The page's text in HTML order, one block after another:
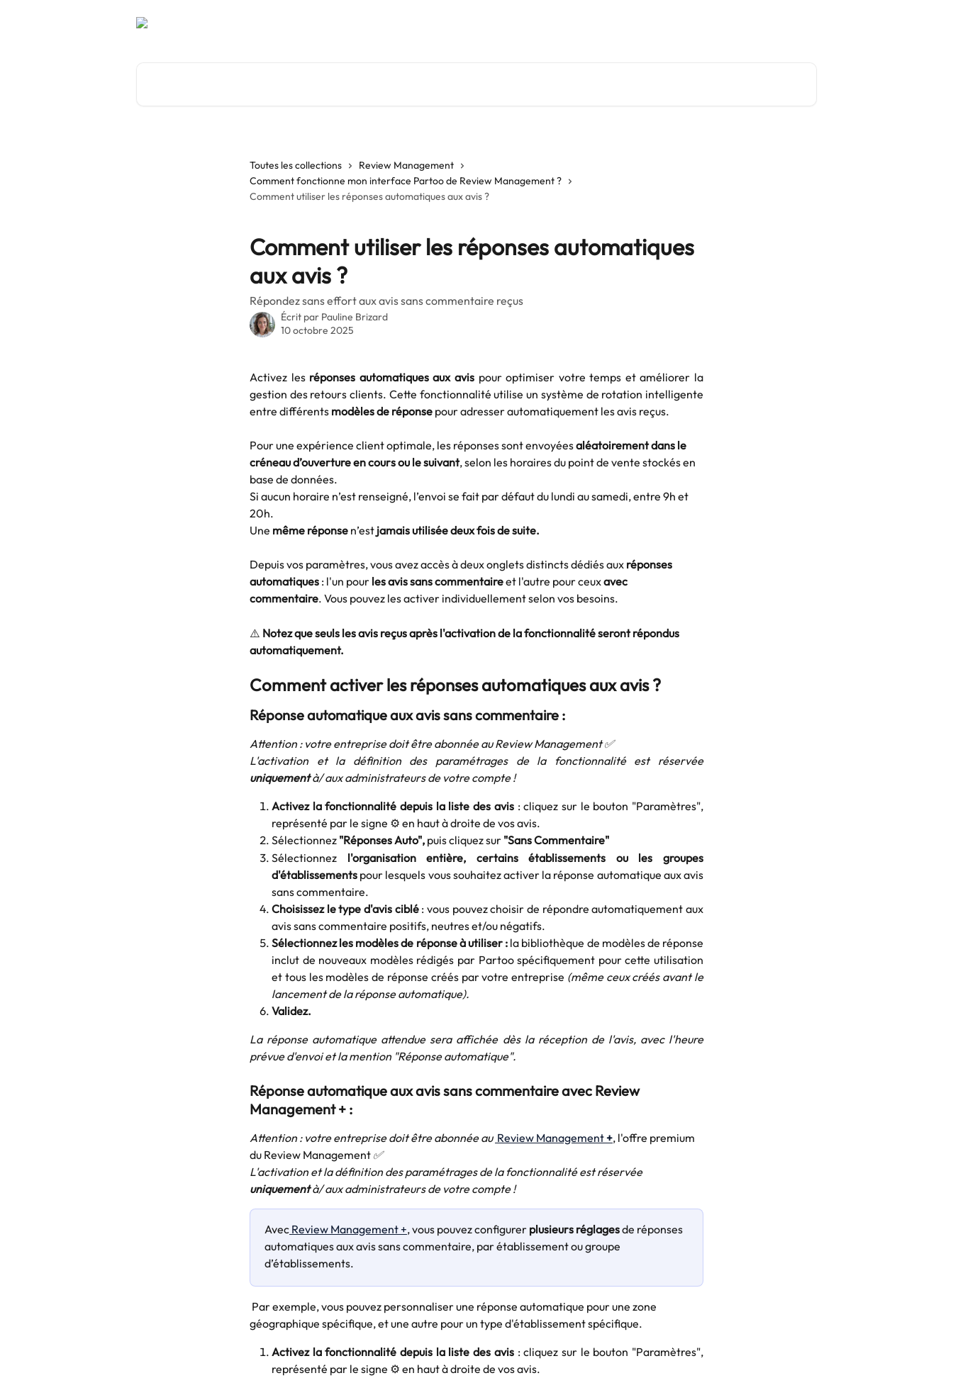
Toutes les collections
Review Management
Comment fonctionne mon interface Partoo de Review Management ?
Comment utiliser les réponses automatiques aux avis ?
Comment utiliser les réponses automatiques
aux avis ?
Répondez sans effort aux avis sans commentaire reçus
Écrit par Pauline Brizard
10 octobre 2025
Activez les réponses automatiques aux avispour optimiser votre temps et améliorer la
gestion des retours clients. Cette fonctionnalité utilise un système de rotation intelligente
entre différents modèles de réponse pour adresser automatiquement les avis reçus.
Pour une expérience client optimale, les réponses sont envoyées aléatoirement dans le
créneau d’ouverture en cours ou le suivant, selon les horaires du point de vente stockés en
base de données.
Si aucun horaire n’est renseigné, l’envoi se fait par défaut du lundi au samedi, entre 9h et
20h.
Une même réponse n’est jamais utilisée deux fois de suite.
Depuis vos paramètres, vous avez accès à deux onglets distincts dédiés aux réponses
automatiques : l'un pour les avis sans commentaire et l'autre pour ceux avec
commentaire. Vous pouvez les activer individuellement selon vos besoins.
⚠️ Notez que seuls les avis reçus après l'activation de la fonctionnalité seront répondus
automatiquement.
Comment activer les réponses automatiques aux avis ?
Réponse automatique aux avis sans commentaire :
Attention : votre entreprise doit être abonnée au Review Management ✅
​L'activation et la définition des paramétrages de la fonctionnalité est réservée
uniquementà/ aux administrateurs de votre compte !​
Activez la fonctionnalité depuis la liste des avis: cliquez sur le bouton "Paramètres",
représenté par le signe ⚙️ en haut à droite de vos avis.
Sélectionnez "Réponses Auto", puis cliquez sur "Sans Commentaire"
Sélectionnez l'organisation entière, certains établissements ou les groupes
d'établissements pour lesquels vous souhaitez activer la réponse automatique aux avis
sans commentaire.
Choisissez le type d'avis ciblé: vous pouvez choisir de répondre automatiquement aux
avis sans commentaire positifs, neutres et/ou négatifs.
Sélectionnez les modèles de réponse à utiliser : la bibliothèque de modèles de réponse
inclut de nouveaux modèles rédigés par Partoo spécifiquement pour cette utilisation
et tous les modèles de réponse créés par votre entreprise (même ceux créés avant le
lancement de la réponse automatique).
Validez.
La réponse automatique attendue sera affichée dès la réception de l'avis, avec l'heure
prévue d'envoi et la mention "Réponse automatique".
Réponse automatique aux avis sans commentaire avec Review
Management + :
Attention : votre entreprise doit être abonnée au Review Management +, l'offre premium
du Review Management ✅
L'activation et la définition des paramétrages de la fonctionnalité est réservée
uniquement à/ aux administrateurs de votre compte !
Avec Review Management +, vous pouvez configurer plusieurs réglages de réponses
automatiques aux avis sans commentaire, par établissement ou groupe
d’établissements.
géographique spécifique, et une autre pour un type d'établissement spécifique.
Activez la fonctionnalité depuis la liste des avis: cliquez sur le bouton "Paramètres",
représenté par le signe ⚙️ en haut à droite de vos avis.